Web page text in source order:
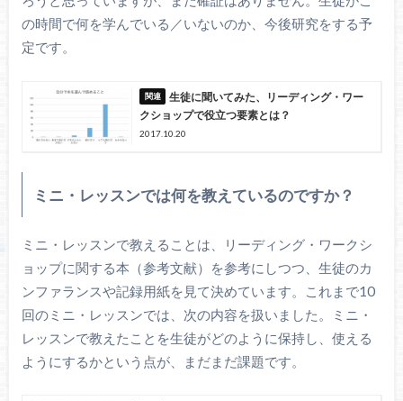
の時間で何を学んでいる／いないのか、今後研究をする予
定です。
生徒に聞いてみた、リーディング・ワー
クショップで役立つ要素とは？
2017.10.20
ミニ・レッスンでは何を教えているのですか？
ミニ・レッスンで教えることは、リーディング・ワークシ
ョップに関する本（参考文献）を参考にしつつ、生徒のカ
ンファランスや記録用紙を見て決めています。これまで10
回のミニ・レッスンでは、次の内容を扱いました。ミニ・
レッスンで教えたことを生徒がどのように保持し、使える
ようにするかという点が、まだまだ課題です。